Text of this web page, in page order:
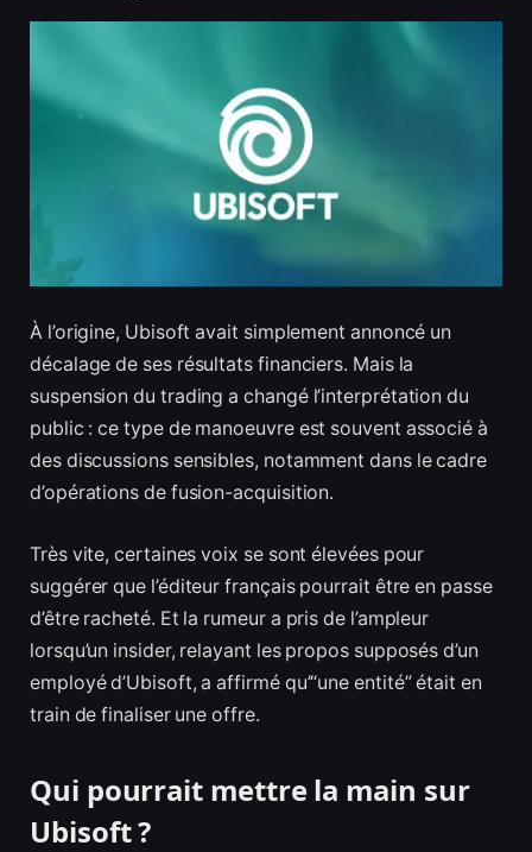
À l’origine, Ubisoft avait simplement annoncé un
décalage de ses résultats financiers. Mais la
suspension du trading a changé l’interprétation du
public : ce type de manoeuvre est souvent associé à
des discussions sensibles, notamment dans le cadre
d’opérations de fusion-acquisition.
Très vite, certaines voix se sont élevées pour
suggérer que l’éditeur français pourrait être en passe
d’être racheté. Et la rumeur a pris de l’ampleur
lorsqu’un insider, relayant les propos supposés d’un
employé d’Ubisoft, a affirmé qu’“une entité” était en
train de finaliser une offre.
Qui pourrait mettre la main sur
Ubisoft ?